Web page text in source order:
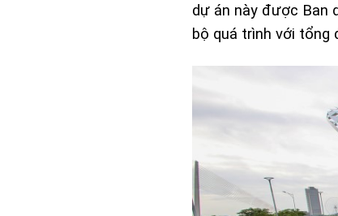
dự án này được Ban
bộ quá trình với tổng